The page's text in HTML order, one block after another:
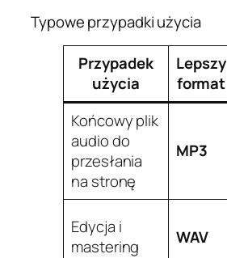
Typowe przypadki użycia
Przypadek
użycia
Lepszy
format
Końcowy plik
audio do
przesłania
na stronę
MP3
Edycja i
mastering
WAV